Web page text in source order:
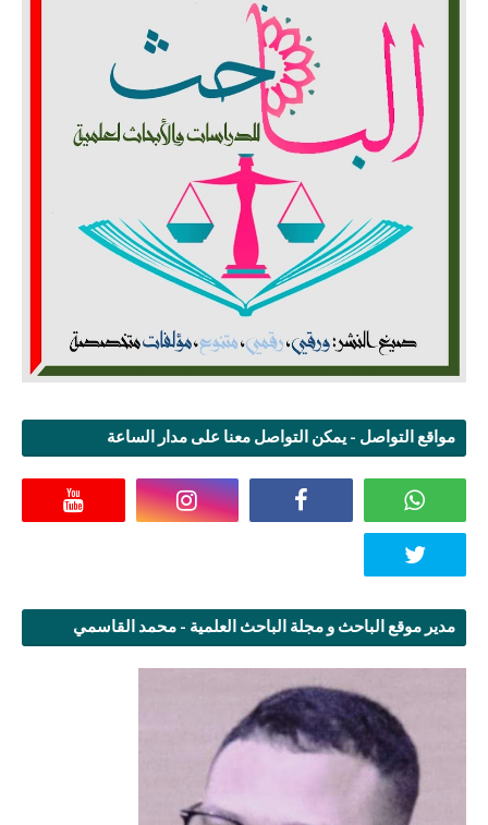
مواقع التواصل - يمكن التواصل معنا على مدار الساعة
مدير موقع الباحث و مجلة الباحث العلمية - محمد القاسمي